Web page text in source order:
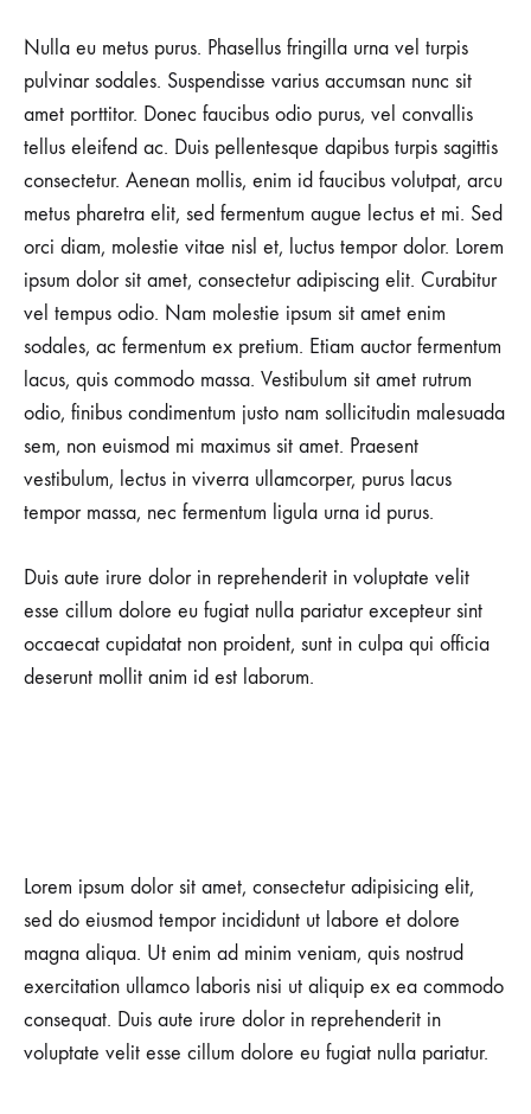
Nulla eu metus purus. Phasellus fringilla urna vel turpis
pulvinar sodales. Suspendisse varius accumsan nunc sit
amet porttitor. Donec faucibus odio purus, vel convallis
tellus eleifend ac. Duis pellentesque dapibus turpis sagittis
consectetur. Aenean mollis, enim id faucibus volutpat, arcu
metus pharetra elit, sed fermentum augue lectus et mi. Sed
orci diam, molestie vitae nisl et, luctus tempor dolor. Lorem
ipsum dolor sit amet, consectetur adipiscing elit. Curabitur
vel tempus odio. Nam molestie ipsum sit amet enim
sodales, ac fermentum ex pretium. Etiam auctor fermentum
lacus, quis commodo massa. Vestibulum sit amet rutrum
odio, finibus condimentum justo nam sollicitudin malesuada
sem, non euismod mi maximus sit amet. Praesent
vestibulum, lectus in viverra ullamcorper, purus lacus
tempor massa, nec fermentum ligula urna id purus.
Duis aute irure dolor in reprehenderit in voluptate velit
esse cillum dolore eu fugiat nulla pariatur excepteur sint
occaecat cupidatat non proident, sunt in culpa qui officia
deserunt mollit anim id est laborum.
Lorem ipsum dolor sit amet, consectetur adipisicing elit,
sed do eiusmod tempor incididunt ut labore et dolore
magna aliqua. Ut enim ad minim veniam, quis nostrud
exercitation ullamco laboris nisi ut aliquip ex ea commodo
consequat. Duis aute irure dolor in reprehenderit in
voluptate velit esse cillum dolore eu fugiat nulla pariatur.